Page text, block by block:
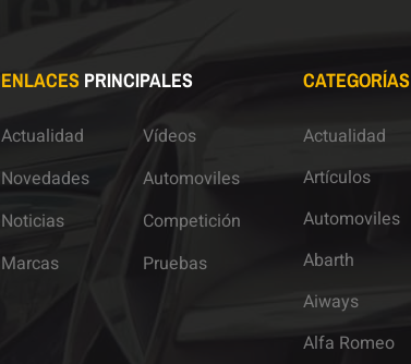
ENLACESPRINCIPALES
Actualidad
Novedades
Noticias
Marcas
Vídeos
Automoviles
Competición
Pruebas
CATEGORÍAS
Actualidad
Artículos
Automoviles
Abarth
Aiways
Alfa Romeo